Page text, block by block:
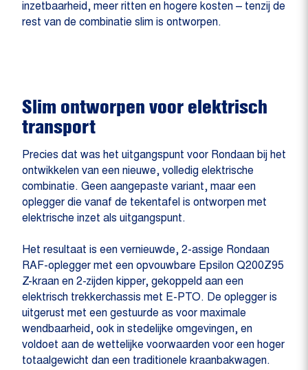
inzetbaarheid, meer ritten en hogere kosten – tenzij de
rest van de combinatie slim is ontworpen.
Slim ontworpen voor elektrisch
transport
Precies dat was het uitgangspunt voor Rondaan bij het
ontwikkelen van een nieuwe, volledig elektrische
combinatie. Geen aangepaste variant, maar een
oplegger die vanaf de tekentafel is ontworpen met
elektrische inzet als uitgangspunt.
Het resultaat is een vernieuwde, 2-assige Rondaan
RAF-oplegger met een opvouwbare Epsilon Q200Z95
Z-kraan en 2-zijden kipper, gekoppeld aan een
elektrisch trekkerchassis met E-PTO. De oplegger is
uitgerust met een gestuurde as voor maximale
wendbaarheid, ook in stedelijke omgevingen, en
voldoet aan de wettelijke voorwaarden voor een hoger
totaalgewicht dan een traditionele kraanbakwagen.